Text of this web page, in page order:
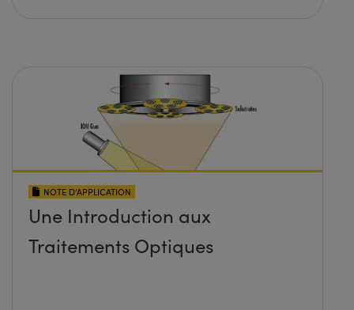
NOTE D’APPLICATION
Une Introduction aux
Traitements Optiques